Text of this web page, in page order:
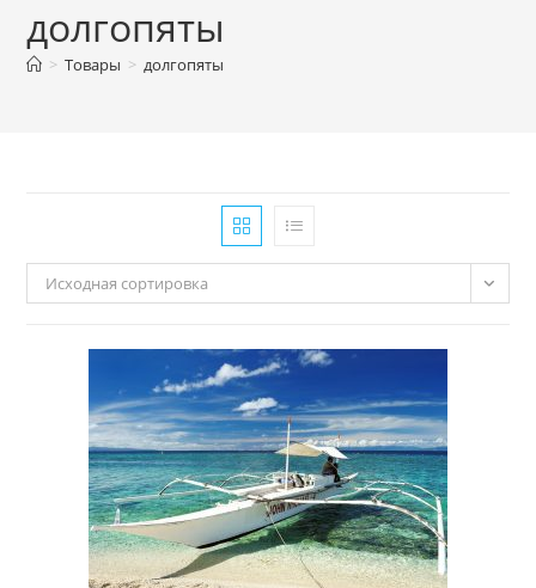
долгопяты
> Товары > долгопяты
Исходная сортировка